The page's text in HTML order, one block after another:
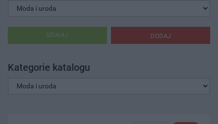
DODAJ
SZUKAJ
Kategorie katalogu